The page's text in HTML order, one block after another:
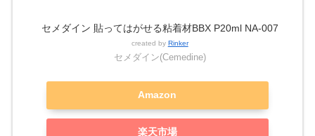
セメダイン 貼ってはがせる粘着材BBX P20ml NA-007
created by Rinker
セメダイン(Cemedine)
Amazon
楽天市場